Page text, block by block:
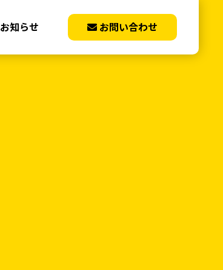
お知らせ お問い合わせ